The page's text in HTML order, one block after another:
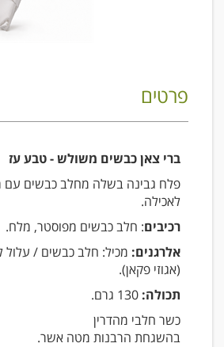
פרטים
ברי צאן כבשים משולש - טבע עז
פלח גבינה בשלה מחלב כבשים עם
לאכילה.
רכיבים: חלב כבשים מפוסטר, מלח.
אלרגנים: מכיל: חלב כבשים / עלול
(אגוזי פקאן).
תכולה:
כשר חלבי מהדרין
בהשגחת הרבנות מטה אשר.